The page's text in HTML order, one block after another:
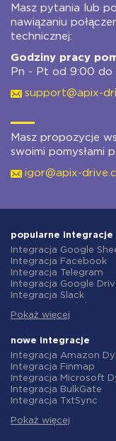
Masz pytania lub
nawiązaniu
technicznej:
Godziny pracy
Pn - Pt od 9:00 do
support@apix-
Masz propozycje
swoimi pomysłami
igor@apix-
popularne integracje
Integracja Google
Integracja Facebook
Integracja Telegram
Integracja Google
Integracja Slack
Integracja Gmail
Integracja ClickUp
Integracja Airtable
Integracja Google
Integracja OpenAI
Integracja Instagram
Integracja
Integracja Salesforce
Pokaż więcej
nowe integracje
Integracja Amazon
Integracja Finmap
Integracja Microsoft
Integracja BulkGate
Integracja TxtSync
Integracja Corezoid
Pokaż więcej